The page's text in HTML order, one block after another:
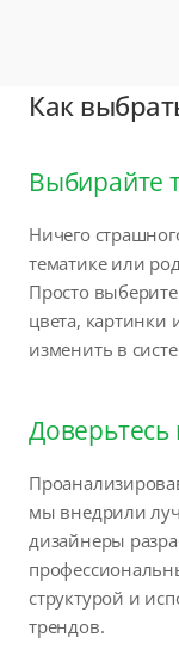
Как
Выбирайте
Ничего
тематике или
Просто
цвета, картинки
изменить в
мы внедрили
дизайнеры
структурой и
трендов.